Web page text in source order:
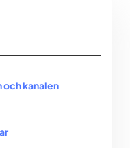
och kanalen